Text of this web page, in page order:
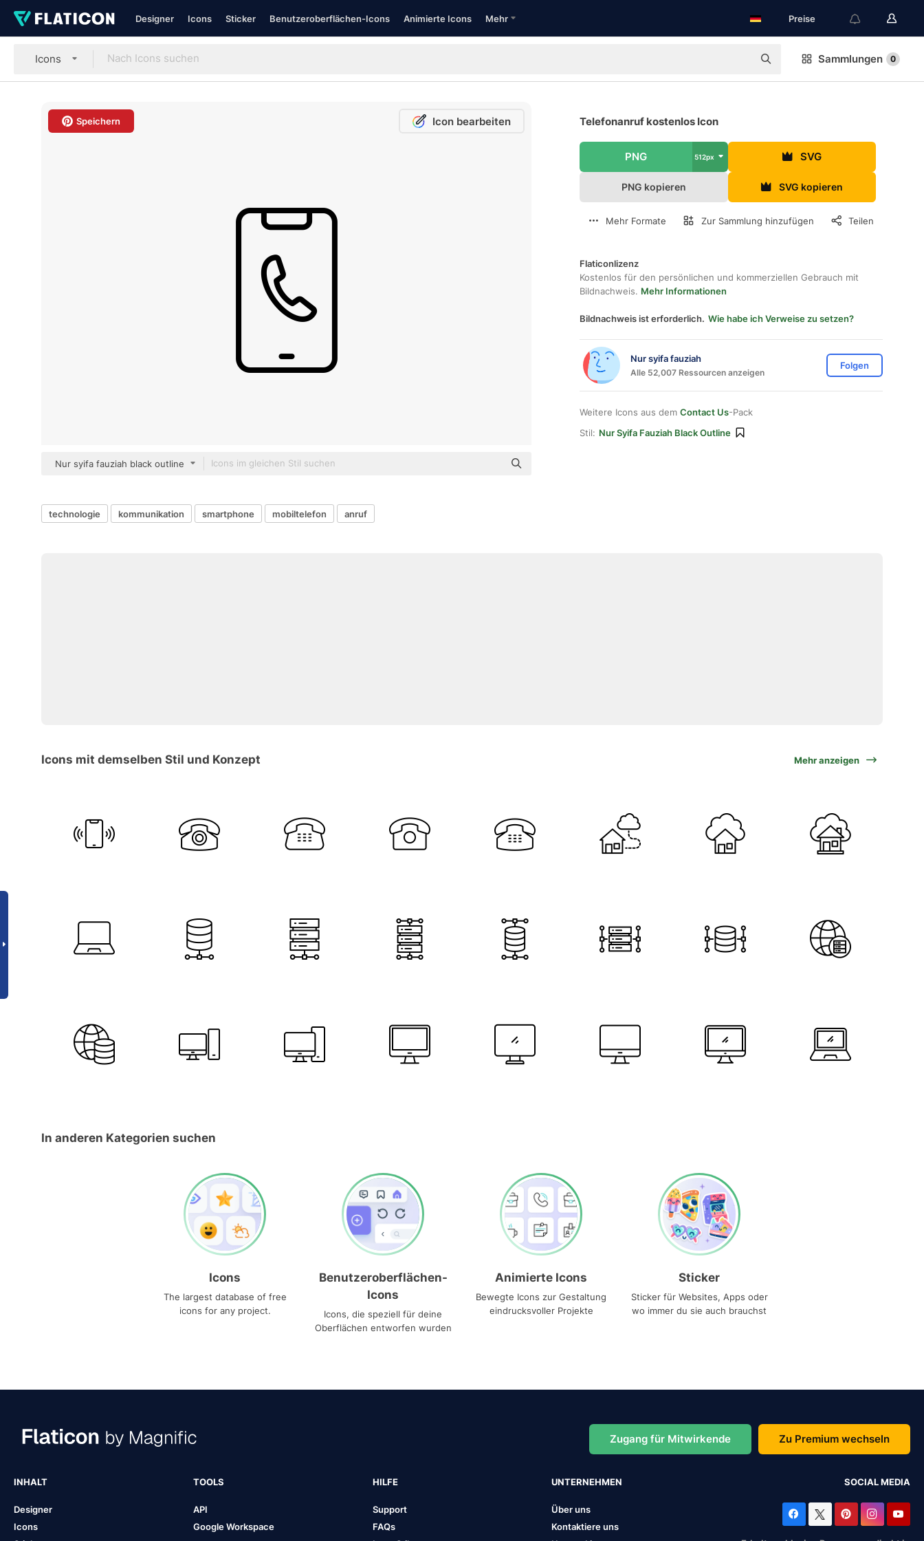
Designer Icons Sticker Benutzeroberflächen-Icons Animierte Icons Mehr Preise
Icons Sammlungen 0
Speichern Icon bearbeiten
Nur syifa fauziah black outline
Telefonanruf kostenlos Icon
PNG 512px SVG
PNG kopieren SVG kopieren
Mehr Formate Zur Sammlung hinzufügen Teilen
Flaticonlizenz
Kostenlos für den persönlichen und kommerziellen Gebrauch mit
Bildnachweis. Mehr Informationen
Bildnachweis ist erforderlich. Wie habe ich Verweise zu setzen?
Nur syifa fauziah
Alle 52,007 Ressourcen anzeigen
Folgen
Weitere Icons aus dem Contact Us-Pack
Stil: Nur Syifa Fauziah Black Outline
technologie kommunikation smartphone mobiltelefon anruf
Icons mit demselben Stil und Konzept Mehr anzeigen
In anderen Kategorien suchen
Icons
The largest database of free
icons for any project.
Benutzeroberflächen-
Icons
Icons, die speziell für deine
Oberflächen entworfen wurden
Animierte Icons
Bewegte Icons zur Gestaltung
eindrucksvoller Projekte
Sticker
Sticker für Websites, Apps oder
wo immer du sie auch brauchst
Zugang für Mitwirkende Zu Premium wechseln
INHALT
Designer
Icons
TOOLS
API
Google Workspace
HILFE
Support
FAQs
UNTERNEHMEN
Über uns
Kontaktiere uns
SOCIAL MEDIA